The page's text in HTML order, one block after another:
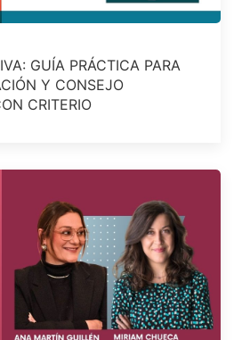
GUÍA PRÁCTICA PARA
Y CONSEJO
CRITERIO